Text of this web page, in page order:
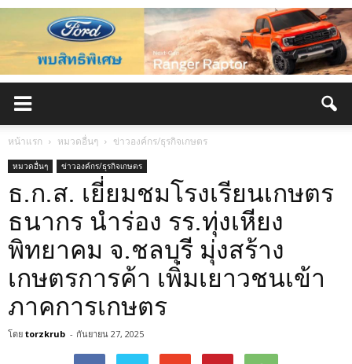
หน้าแรก หมวดอื่นๆ ข่าวองค์กร/ธุรกิจเกษตร
หมวดอื่นๆ ข่าวองค์กร/ธุรกิจเกษตร
ธ.ก.ส. เยี่ยมชมโรงเรียนเกษตร
ธนากร นำร่อง รร.ทุ่งเหียง
พิทยาคม จ.ชลบุรี มุ่งสร้าง
เกษตรการค้า เพิ่มเยาวชนเข้า
ภาคการเกษตร
โดย torzkrub - กันยายน 27, 2025